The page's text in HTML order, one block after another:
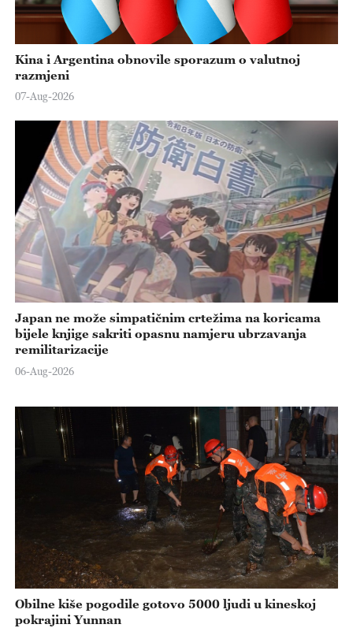
Kina i Argentina obnovile sporazum o valutnoj
razmjeni
07-Aug-2026
Japan ne može simpatičnim crtežima na koricama
bijele knjige sakriti opasnu namjeru ubrzavanja
remilitarizacije
06-Aug-2026
Obilne kiše pogodile gotovo 5000 ljudi u kineskoj
pokrajini Yunnan